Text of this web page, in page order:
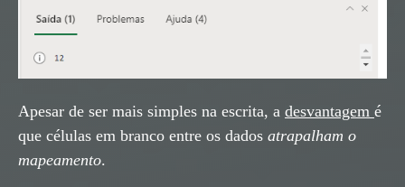
Apesar de ser mais simples na escrita, a desvantagem é
que células em branco entre os dados atrapalham o
mapeamento.